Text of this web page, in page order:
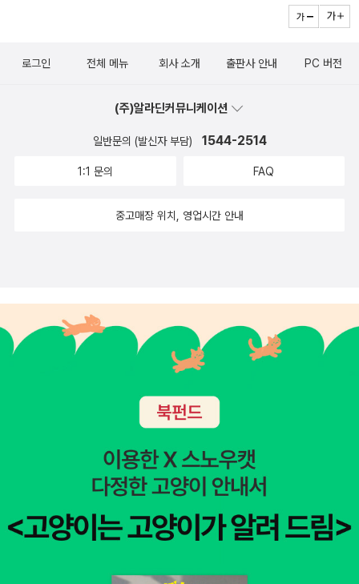
어져 있음을 되돌아가 물음으로써 드러나는 생활세계의 심층(선험세
계)에 해당한다. 물론 이들의 정초관계를 분명하게 해명함으로써만
심리학주의뿐 아니라 주관과 객관이 분리된 이원론적 사고를 근본적
이 책은 후설이 실제로 강의한 자료를 편집해 출간했기 때문에 아주
딜타이의 학문적 업적과 의의에 대한 진솔한 반성적 회고는 후설 현
상학이 형성되는 과정뿐만 아니라 1920년대 중반 학문적 문제제기
의 ‘현상학’ 항목을 통해 그가 왜 하이데거와 결별하게 되었는지를 추
빠져 있는 사실을 바탕으로 선험적 현상학의 구체적인 모습을 제시하
는 일이 은퇴를 맞이한 그에게 얼마나 절실한 과제였는지를 확인할
수 있다. 그럼에도 이 책 자체만으로 볼 때 문장과 구성이 다소 산만하
고 선험적 현상학에 관한 분명한 주장을 담은 결론이 없기 때문에 미
로 완결된 것으로 간주하지는 않았다. 물론 그는 현상학적 심리학이
적 심리학을 충실하게 그려내고자 했다.
로그인 전체 메뉴 회사 소개 출판사 안내 PC 버전
(주)알라딘커뮤니케이션
일반문의 (발신자 부담) 1544-2514
1:1 문의 FAQ
중고매장 위치, 영업시간 안내